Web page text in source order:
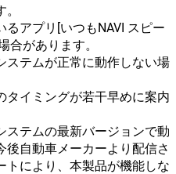
るアプリ[いつもNAVI スピー
合があります。
ステムが正常に動作しない場
タイミングが若干早めに案内
ステムの最新バージョンで動
自動車メーカーより配信さ
トにより、本製品が機能しな